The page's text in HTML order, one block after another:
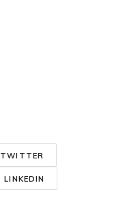
TWITTER
LINKEDIN